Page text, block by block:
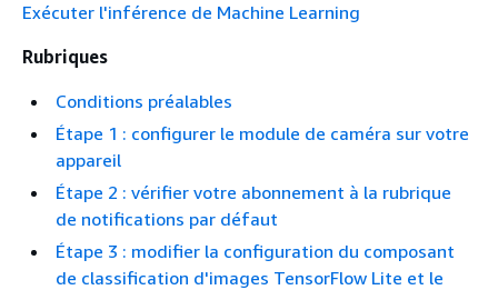
Exécuter l'inférence de Machine Learning
Rubriques
Conditions préalables
Étape 1 : configurer le module de caméra sur votre
appareil
Étape 2 : vérifier votre abonnement à la rubrique
de notifications par défaut
Étape 3 : modifier la configuration du composant
de classification d'images TensorFlow Lite et le